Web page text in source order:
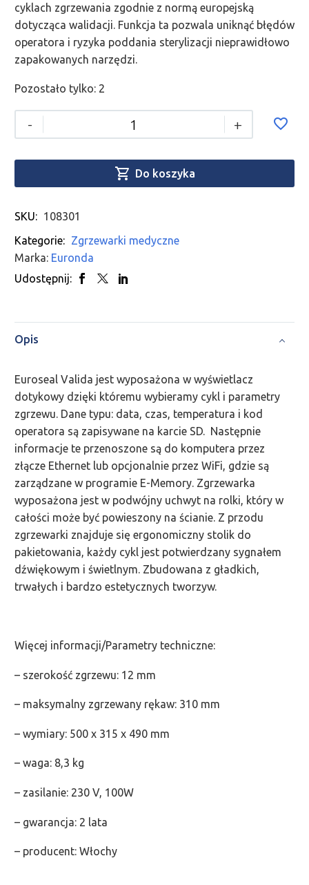
cyklach zgrzewania zgodnie z normą europejską
dotycząca walidacji. Funkcja ta pozwala uniknąć błędów
operatora i ryzyka poddania sterylizacji nieprawidłowo
zapakowanych narzędzi.
Pozostało tylko: 2
- +
 Do koszyka
SKU: 108301
Kategorie: Zgrzewarki medyczne
Marka: Euronda
Udostępnij:
Opis
Euroseal Valida jest wyposażona w wyświetlacz
dotykowy dzięki któremu wybieramy cykl i parametry
zgrzewu. Dane typu: data, czas, temperatura i kod
operatora są zapisywane na karcie SD. Następnie
informacje te przenoszone są do komputera przez
złącze Ethernet lub opcjonalnie przez WiFi, gdzie są
zarządzane w programie E-Memory. Zgrzewarka
wyposażona jest w podwójny uchwyt na rolki, który w
całości może być powieszony na ścianie. Z przodu
zgrzewarki znajduje się ergonomiczny stolik do
pakietowania, każdy cykl jest potwierdzany sygnałem
dźwiękowym i świetlnym. Zbudowana z gładkich,
trwałych i bardzo estetycznych tworzyw.
Więcej informacji/Parametry techniczne:
– szerokość zgrzewu: 12 mm
– maksymalny zgrzewany rękaw: 310 mm
– wymiary: 500 x 315 x 490 mm
– waga: 8,3 kg
– zasilanie: 230 V, 100W
– gwarancja: 2 lata
– producent: Włochy